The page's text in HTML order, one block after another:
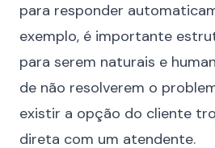
para responder
exemplo, é importante
para serem naturais e
de não resolverem o
existir a opção do cliente
direta com um atendente.